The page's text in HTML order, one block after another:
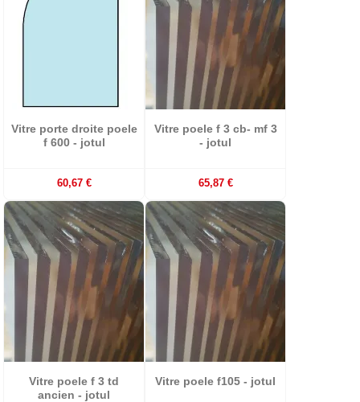
Vitre porte droite poele
f 600 - jotul
60,67 €
Vitre poele f 3 cb- mf 3
- jotul
65,87 €
Vitre poele f 3 td
ancien - jotul
Vitre poele f105 - jotul